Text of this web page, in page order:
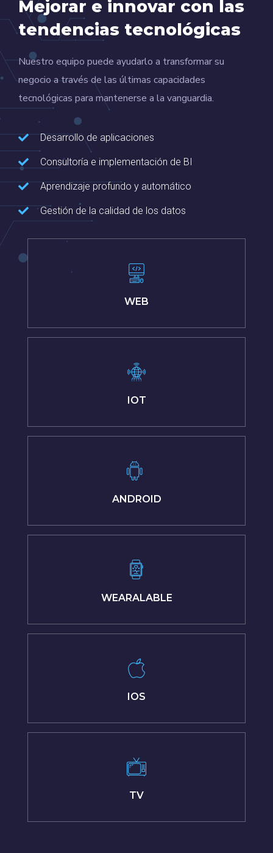
Mejorar e innovar con las
tendencias tecnológicas
Nuestro equipo puede ayudarlo a transformar su
negocio a través de las últimas capacidades
tecnológicas para mantenerse a la vanguardia.
Desarrollo de aplicaciones
Consultoría e implementación de BI
Aprendizaje profundo y automático
Gestión de la calidad de los datos
WEB
IOT
ANDROID
WEARALABLE
IOS
TV